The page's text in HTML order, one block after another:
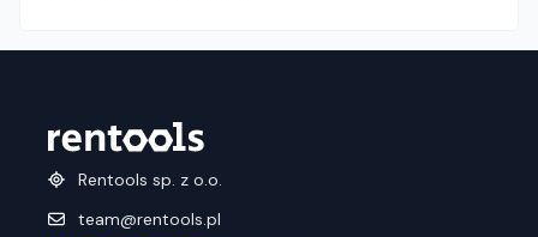
Rentools sp. z o.o.
team@rentools.pl